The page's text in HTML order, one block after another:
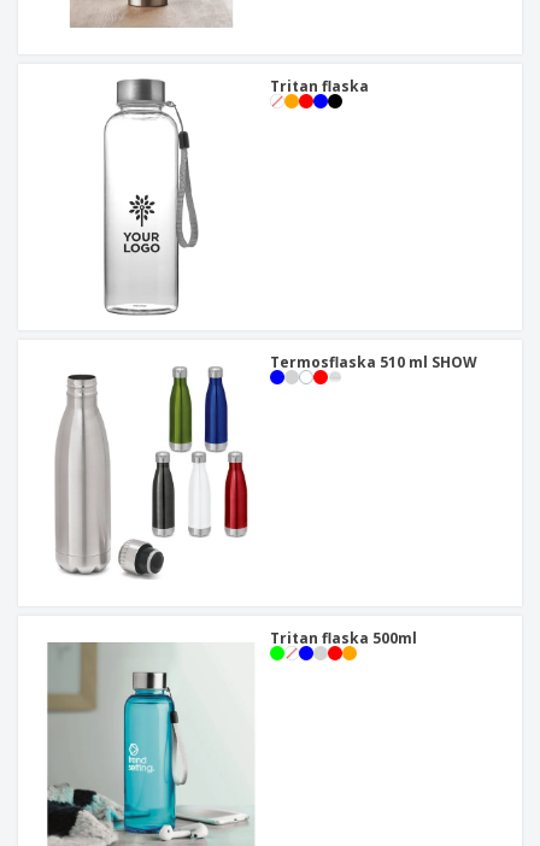
Tritan flaska
Termosflaska 510 ml SHOW
Tritan flaska 500ml